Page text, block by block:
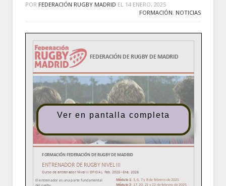
POR FEDERACIÓN RUGBY MADRID EL 14 ENERO, 2025
FORMACIÓN, NOTICIAS
Ver en pantalla completa